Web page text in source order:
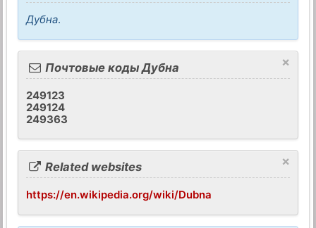
Дубна.
×
Почтовые коды Дубна
249123
249124
249363
×
Related websites
https://en.wikipedia.org/wiki/Dubna